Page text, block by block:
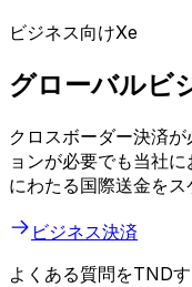
ビジネス向けXe
グローバルビ
クロスボーダー決済
ョンが必要でも当社
にわたる国際送金をス
ビジネス決済
よくある質問をTND